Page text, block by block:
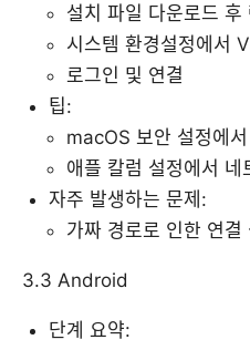
설치 파일 다운로드 후
시스템 환경설정에서
로그인 및 연결
팁:
macOS 보안 설정에
애플 칼럼 설정에서 네
자주 발생하는 문제:
가짜 경로로 인한 연
3.3 Android
단계 요약: